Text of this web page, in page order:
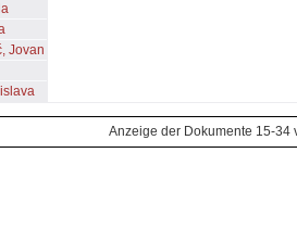
Jovan
Anzeige der Dokumente 15-34